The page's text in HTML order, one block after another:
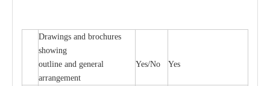
Drawings and brochures
showing
outline and general
arrangement
Yes/No Yes